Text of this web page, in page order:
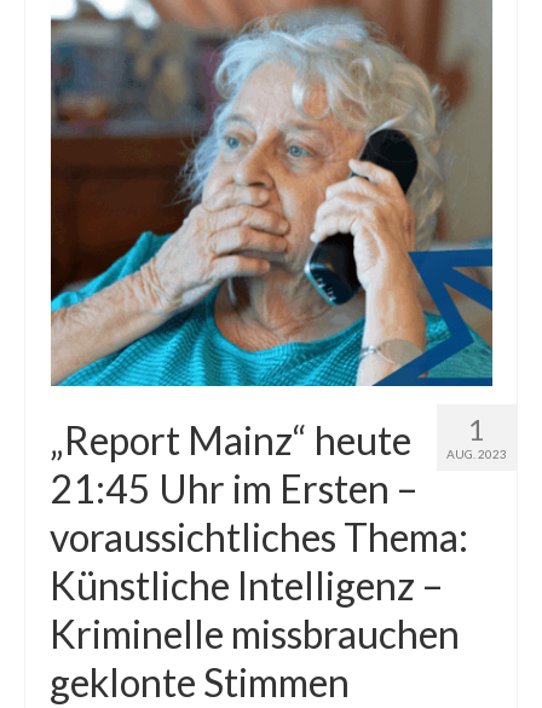
1
AUG. 2023
„Report Mainz“ heute
21:45 Uhr im Ersten –
voraussichtliches Thema:
Künstliche Intelligenz –
Kriminelle missbrauchen
geklonte Stimmen